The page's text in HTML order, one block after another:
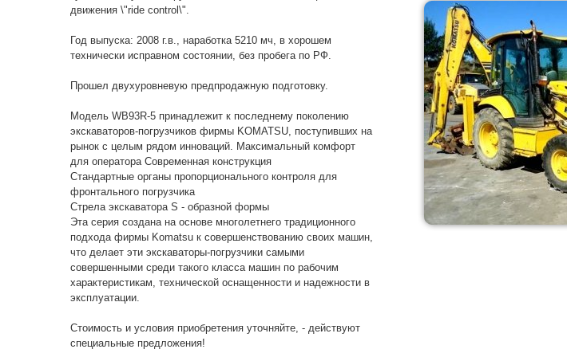
движения \"ride control\".
Год выпуска: 2008 г.в., наработка 5210 мч, в хорошем
технически исправном состоянии, без пробега по РФ.
Прошел двухуровневую предпродажную подготовку.
Модель WB93R-5 принадлежит к последнему поколению
экскаваторов-погрузчиков фирмы KOMATSU, поступивших на
рынок с целым рядом инноваций. Максимальный комфорт
для оператора Современная конструкция
Стандартные органы пропорционального контроля для
фронтального погрузчика
Стрела экскаватора S - образной формы
Эта серия создана на основе многолетнего традиционного
подхода фирмы Komatsu к совершенствованию своих машин,
что делает эти экскаваторы-погрузчики самыми
совершенными среди такого класса машин по рабочим
характеристикам, технической оснащенности и надежности в
эксплуатации.
Стоимость и условия приобретения уточняйте, - действуют
специальные предложения!